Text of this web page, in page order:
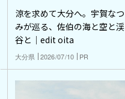
涼を求めて大分へ。宇賀なつ
みが巡る、佐伯の海と空と渓
谷と｜edit oita
大分県 2026/07/10 PR